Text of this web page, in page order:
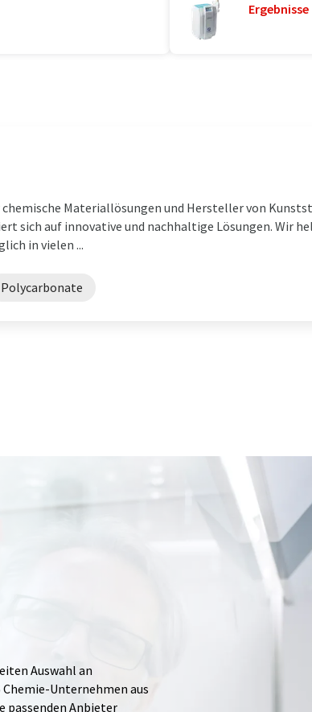
Ergebnisse
Materiallösungen und Hersteller von
sich auf innovative und nachhaltige Lösungen. Wir
in vielen ...
Polycarbonate
Auswahl an
Unternehmen aus
passenden Anbieter